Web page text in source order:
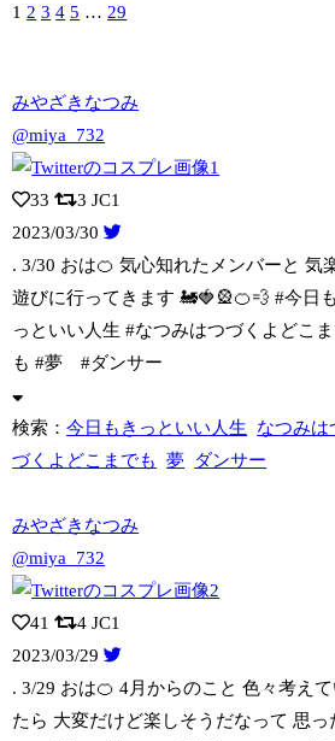
1 2 3 4 5 … 29
みやざきなつみ
@miya_732
33 3 JC1
2023/03/30
. 3/30 おは🍊 気心知れたメンバーと 気
遊びに行ってきます 🚂🍓🎡🍊💨 #今日
っといい人生 #なつみはつづくよどこ
も #夢 #ダンサー
検索：今日もきっといい人生
なつみは
づくよどこまでも
夢 ダンサー
みやざきなつみ
@miya_732
41 4 JC1
2023/03/29
. 3/29 おは🍊 4月からのこと 色々考えて
たら 大変だけど楽しそうだなって 思っ